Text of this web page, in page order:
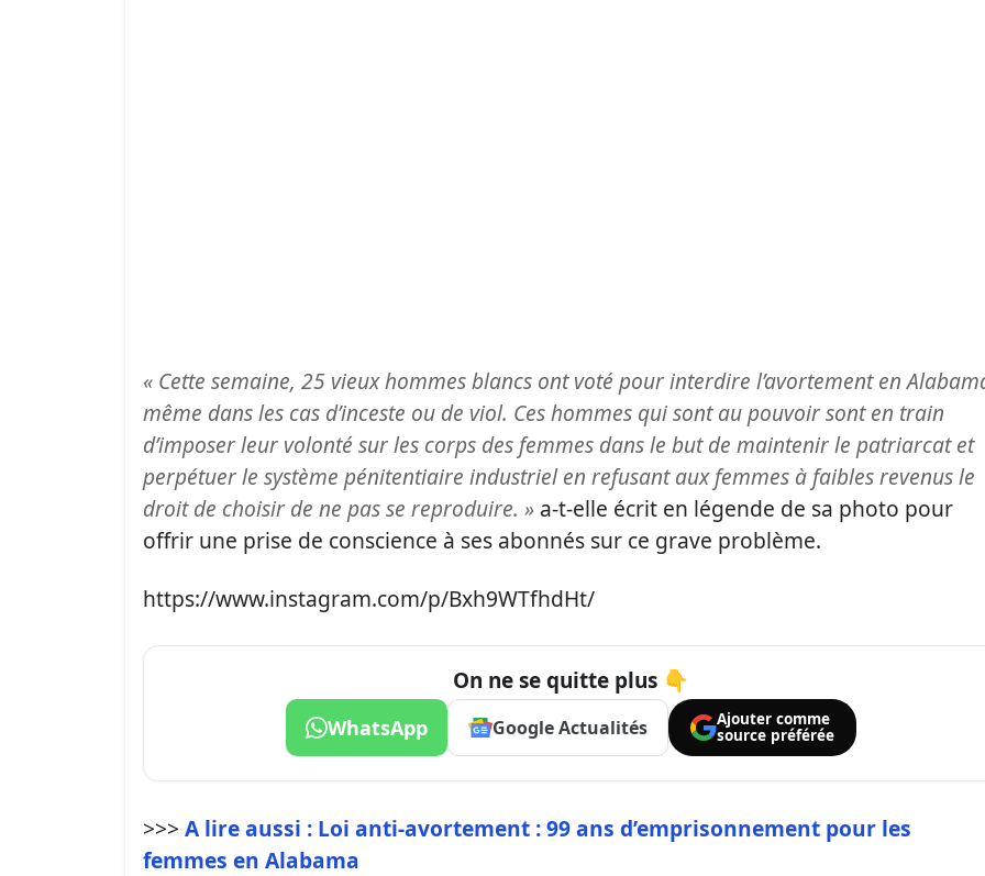
« Cette semaine, 25 vieux hommes blancs ont voté pour interdire l’avortement en
même dans les cas d’inceste ou de viol. Ces hommes qui sont au pouvoir sont en train
d’imposer leur volonté sur les corps des femmes dans le but de maintenir le patriarcat et
perpétuer le système pénitentiaire industriel en refusant aux femmes à faibles revenus le
droit de choisir de ne pas se reproduire. » a-t-elle écrit en légende de sa photo pour
offrir une prise de conscience à ses abonnés sur ce grave problème.
https://www.instagram.com/p/Bxh9WTfhdHt/
On ne se quitte plus 👇
WhatsApp Google Actualités
Ajouter comme
source préférée
>>> A lire aussi : Loi anti-avortement : 99 ans d’emprisonnement pour les
femmes en Alabama